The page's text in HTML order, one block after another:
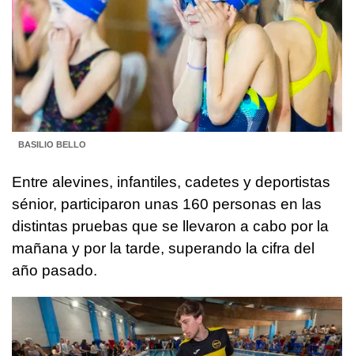
BASILIO BELLO
Entre alevines, infantiles, cadetes y deportistas
sénior, participaron unas 160 personas en las
distintas pruebas que se llevaron a cabo por la
mañana y por la tarde, superando la cifra del
año pasado.